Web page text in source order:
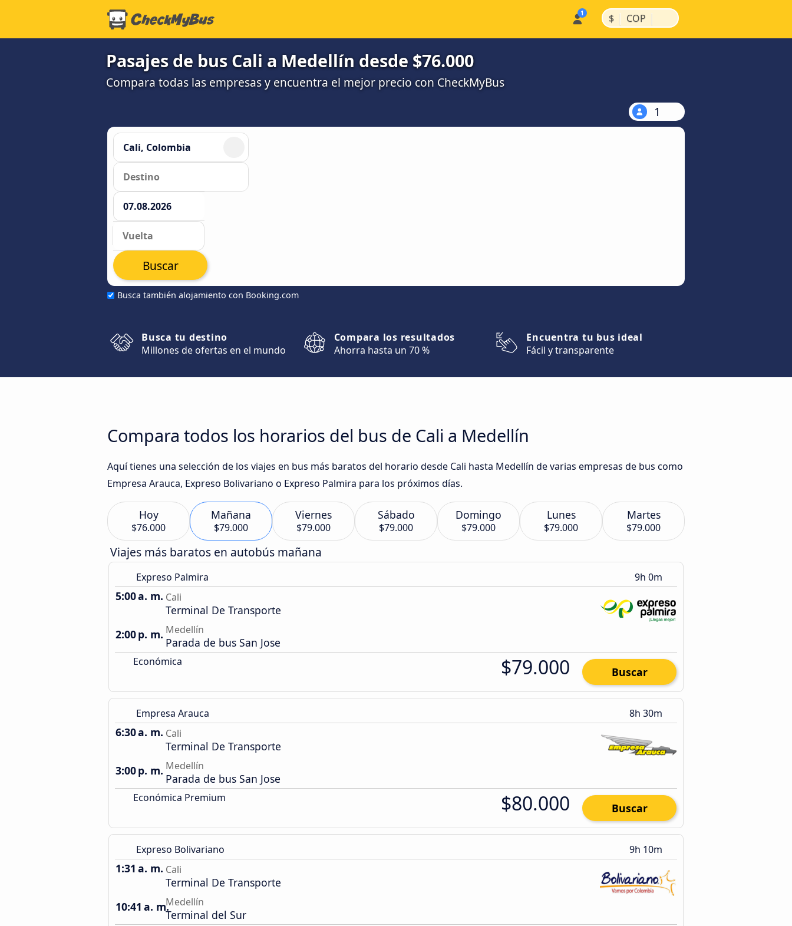
$ | COP |
Pasajes de bus Cali a Medellín desde $76.000
Compara todas las empresas y encuentra el mejor precio con CheckMyBus
1
Busca también alojamiento con Booking.com
Buscar
Busca tu destino
Millones de ofertas en el mundo
Compara los resultados
Ahorra hasta un 70 %
Encuentra tu bus ideal
Fácil y transparente
Compara todos los horarios del bus de Cali a Medellín
Aquí tienes una selección de los viajes en bus más baratos del horario desde Cali hasta Medellín de varias empresas de bus como
Empresa Arauca, Expreso Bolivariano o Expreso Palmira para los próximos días.
Hoy
$76.000
Mañana
$79.000
Viernes
$79.000
Sábado
$79.000
Domingo
$79.000
Lunes
$79.000
Martes
$79.000
Viajes más baratos en autobús mañana
Expreso Palmira 9h 0m
5:00 a. m. Cali
Terminal De Transporte
2:00 p. m. Medellín
Parada de bus San Jose
Económica $79.000 Buscar
Empresa Arauca 8h 30m
6:30 a. m. Cali
Terminal De Transporte
3:00 p. m. Medellín
Parada de bus San Jose
Económica Premium $80.000 Buscar
Expreso Bolivariano 9h 10m
1:31 a. m. Cali
Terminal De Transporte
10:41 a. m.Medellín
Terminal del Sur